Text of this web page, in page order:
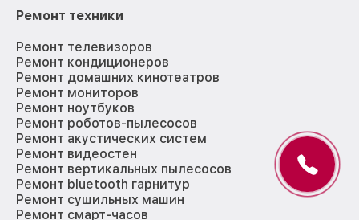
Ремонт техники
Ремонт телевизоров
Ремонт кондиционеров
Ремонт домашних кинотеатров
Ремонт мониторов
Ремонт ноутбуков
Ремонт роботов-пылесосов
Ремонт акустических систем
Ремонт видеостен
Ремонт вертикальных пылесосов
Ремонт bluetooth гарнитур
Ремонт сушильных машин
Ремонт смарт-часов